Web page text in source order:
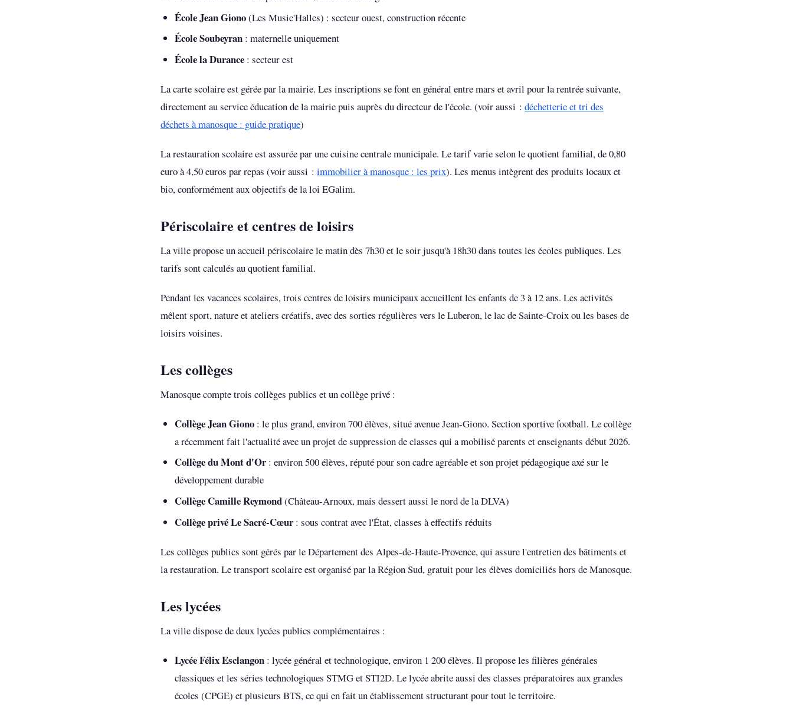
École Jean Giono(Les Music'Halles) : secteur ouest, construction récente
École Soubeyran : maternelle uniquement
École la Durance : secteur est
La carte scolaire est gérée par la mairie. Les inscriptions se font en général entre mars et avril pour la rentrée suivante,
directement au service éducation de la mairie puis auprès du directeur de l'école. (voir aussi : déchetterie et tri des
déchets à manosque : guide pratique)
La restauration scolaire est assurée par une cuisine centrale municipale. Le tarif varie selon le quotient familial, de 0,80
euro à 4,50 euros par repas (voir aussi : immobilier à manosque : les prix). Les menus intègrent des produits locaux et
bio, conformément aux objectifs de la loi EGalim.
Périscolaire et centres de loisirs
La ville propose un accueil périscolaire le matin dès 7h30 et le soir jusqu'à 18h30 dans toutes les écoles publiques. Les
tarifs sont calculés au quotient familial.
Pendant les vacances scolaires, trois centres de loisirs municipaux accueillent les enfants de 3 à 12 ans. Les activités
mêlent sport, nature et ateliers créatifs, avec des sorties régulières vers le Luberon, le lac de Sainte-Croix ou les bases de
loisirs voisines.
Les collèges
Manosque compte trois collèges publics et un collège privé :
Collège Jean Giono : le plus grand, environ 700 élèves, situé avenue Jean-Giono. Section sportive football. Le collège
a récemment fait l'actualité avec un projet de suppression de classes qui a mobilisé parents et enseignants début 2026.
Collège du Mont d'Or: environ 500 élèves, réputé pour son cadre agréable et son projet pédagogique axé sur le
développement durable
Collège Camille Reymond(Château-Arnoux, mais dessert aussi le nord de la DLVA)
Collège privé Le Sacré-Cœur: sous contrat avec l'État, classes à effectifs réduits
Les collèges publics sont gérés par le Département des Alpes-de-Haute-Provence, qui assure l'entretien des bâtiments et
la restauration. Le transport scolaire est organisé par la Région Sud, gratuit pour les élèves domiciliés hors de Manosque.
Les lycées
La ville dispose de deux lycées publics complémentaires :
Lycée Félix Esclangon : lycée général et technologique, environ 1 200 élèves. Il propose les filières générales
classiques et les séries technologiques STMG et STI2D. Le lycée abrite aussi des classes préparatoires aux grandes
écoles (CPGE) et plusieurs BTS, ce qui en fait un établissement structurant pour tout le territoire.